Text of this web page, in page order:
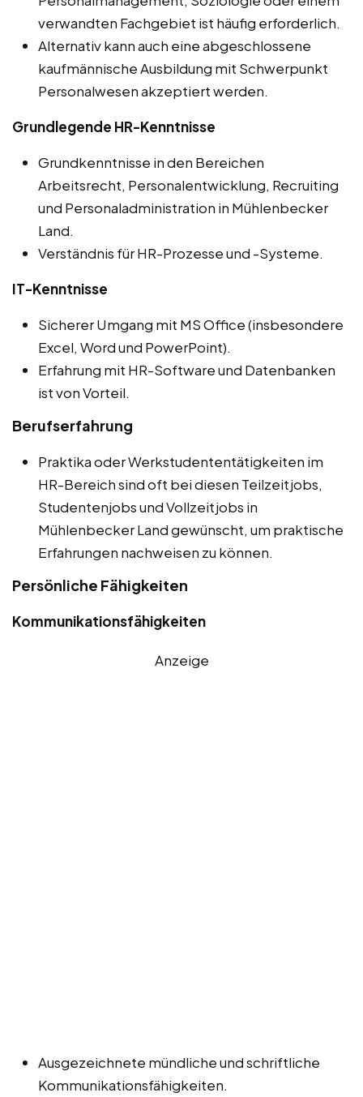
verwandten Fachgebiet ist häufig erforderlich.
Alternativ kann auch eine abgeschlossene
kaufmännische Ausbildung mit Schwerpunkt
Personalwesen akzeptiert werden.
Grundlegende HR-Kenntnisse
Grundkenntnisse in den Bereichen
Arbeitsrecht, Personalentwicklung, Recruiting
und Personaladministration in Mühlenbecker
Land.
Verständnis für HR-Prozesse und -Systeme.
IT-Kenntnisse
Sicherer Umgang mit MS Office (insbesondere
Excel, Word und PowerPoint).
Erfahrung mit HR-Software und Datenbanken
ist von Vorteil.
Berufserfahrung
Praktika oder Werkstudententätigkeiten im
HR-Bereich sind oft bei diesen Teilzeitjobs,
Studentenjobs und Vollzeitjobs in
Mühlenbecker Land gewünscht, um praktische
Erfahrungen nachweisen zu können.
Persönliche Fähigkeiten
Kommunikationsfähigkeiten
Anzeige
Ausgezeichnete mündliche und schriftliche
Kommunikationsfähigkeiten.